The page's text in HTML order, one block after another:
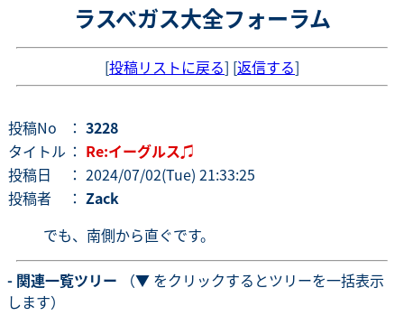
ラスベガス大全フォーラム
[投稿リストに戻る] [返信する]
投稿No ： 3228
タイトル ： Re:イーグルス♫
投稿日
： 2024/07/02(Tue) 21:33:25
投稿者
： Zack
でも、南側から直ぐです。
- 関連一覧ツリー （▼ をクリックするとツリーを一括表示
します）